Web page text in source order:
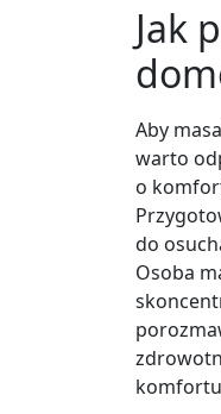
Jak
Aby
warto
o
do
Osoba
komfortu